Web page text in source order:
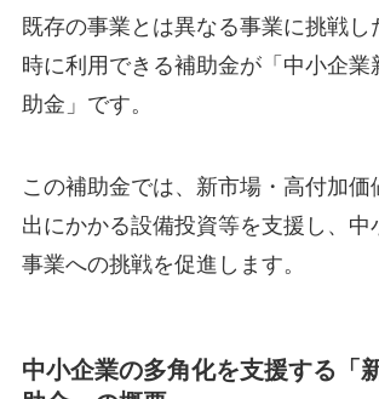
既存の事業とは異なる事業に挑戦し
時に利用できる補助金が「中小企業
助金」です。
この補助金では、新市場・高付加価
出にかかる設備投資等を支援し、中
事業への挑戦を促進します。
中小企業の多角化を支援する「